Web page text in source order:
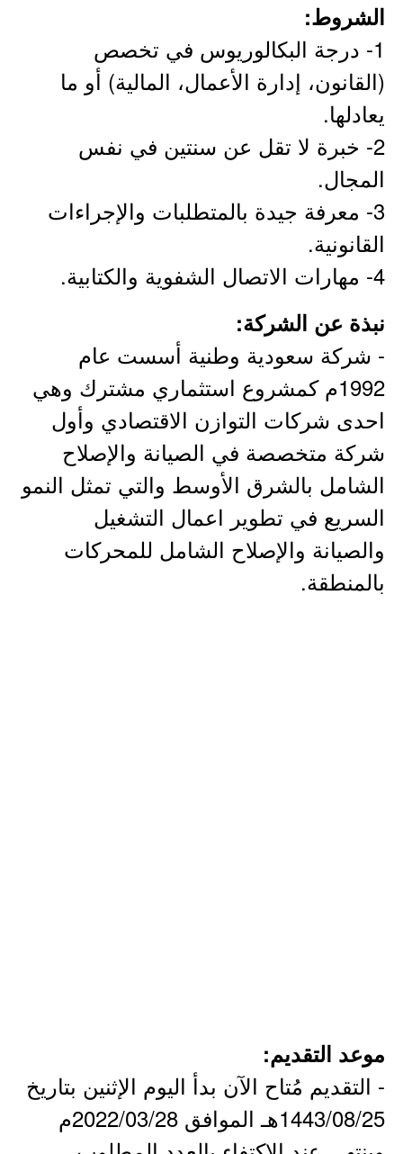
الشروط:
1- درجة البكالوريوس في تخصص
(القانون، إدارة الأعمال، المالية) أو ما
يعادلها.
2- خبرة لا تقل عن سنتين في نفس
المجال.
3- معرفة جيدة بالمتطلبات والإجراءات
القانونية.
4- مهارات الاتصال الشفوية والكتابية.
نبذة عن الشركة:
- شركة سعودية وطنية أسست عام
1992م كمشروع استثماري مشترك وهي
احدى شركات التوازن الاقتصادي وأول
شركة متخصصة في الصيانة والإصلاح
الشامل بالشرق الأوسط والتي تمثل النمو
السريع في تطوير اعمال التشغيل
والصيانة والإصلاح الشامل للمحركات
بالمنطقة.
موعد التقديم:
- التقديم مُتاح الآن بدأ اليوم الإثنين بتاريخ
1443/08/25هـ الموافق 2022/03/28م